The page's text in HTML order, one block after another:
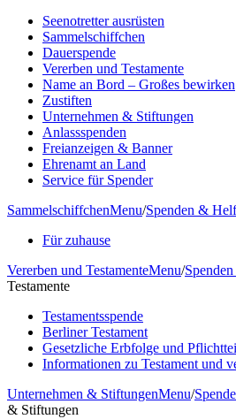
Seenotretter ausrüsten
Sammelschiffchen
Dauerspende
Vererben und Testamente
Name an Bord – Großes bewirken
Zustiften
Unternehmen & Stiftungen
Anlassspenden
Freianzeigen & Banner
Ehrenamt an Land
Service für Spender
SammelschiffchenMenu/Spenden &
Für zuhause
Vererben und TestamenteMenu/
Testamente
Testamentsspende
Berliner Testament
Gesetzliche Erbfolge und
Informationen zu Testament und
Unternehmen & StiftungenMenu/
& Stiftungen